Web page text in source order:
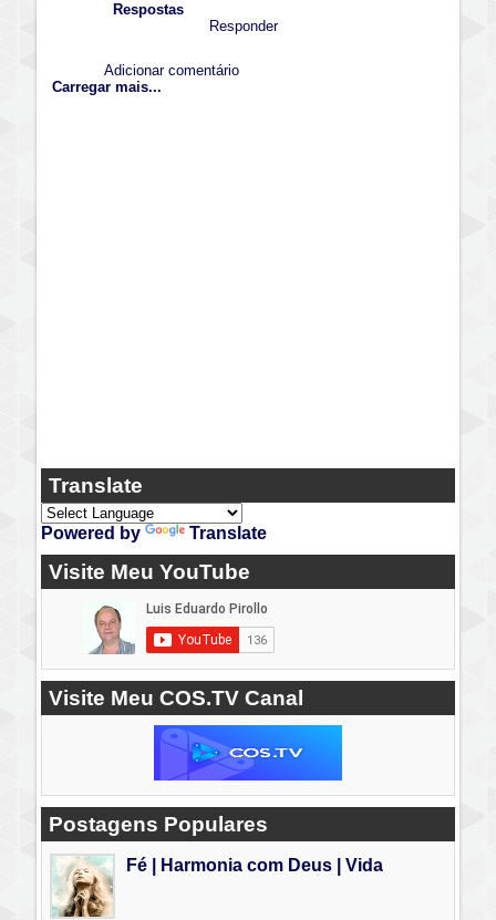
Respostas
Responder
Adicionar comentário
Carregar mais...
Translate
Powered by Translate
Visite Meu YouTube
Visite Meu COS.TV Canal
Postagens Populares
Fé | Harmonia com Deus | Vida